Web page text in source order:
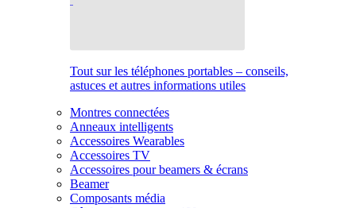
Tout sur les téléphones portables – conseils,
astuces et autres informations utiles
Montres connectées
Anneaux intelligents
Accessoires Wearables
Accessoires TV
Accessoires pour beamers & écrans
Beamer
Composants média